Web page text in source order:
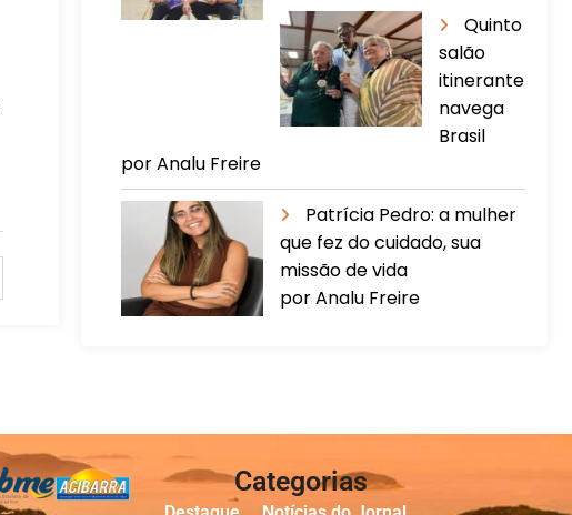
Quinto
salão
itinerante
navega
Brasil
por Analu Freire
Patrícia Pedro: a mulher
que fez do cuidado, sua
missão de vida
por Analu Freire
Categorias